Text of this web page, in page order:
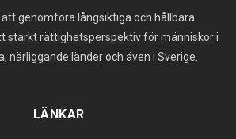
genomföra långsiktiga och hållbara
starkt rättighetsperspektiv för människor i
närliggande länder och även i Sverige.
LÄNKAR